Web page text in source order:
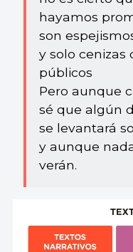
hayamos
son
y solo cenizas
públicos
Pero aunque
sé que algún
se levantará
y aunque
verán.